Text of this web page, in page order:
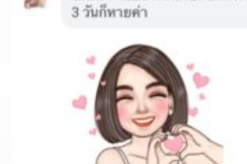
At Lively Clinic